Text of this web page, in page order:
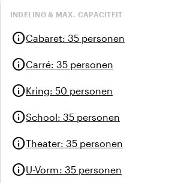
INDELING & MAX. CAPACITEIT
infoCabaret: 35 personen
infoCarré: 35 personen
infoKring: 50 personen
infoSchool: 35 personen
infoTheater: 35 personen
infoU-Vorm: 35 personen